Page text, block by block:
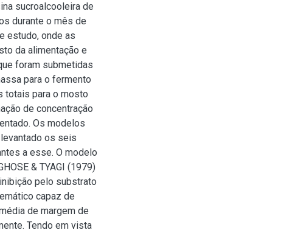
sucroalcooleira de
durante o mês de
estudo, onde as
da alimentação e
foram submetidas
para o fermento
totais para o mosto
de concentração
Os modelos
os seis
a esse. O modelo
& TYAGI (1979)
pelo substrato
capaz de
de margem de
Tendo em vista